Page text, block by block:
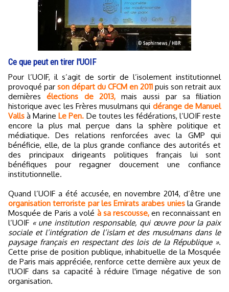
Ce que peut en tirer l'UOIF
Pour l’UOIF, il s’agit de sortir de l’isolement institutionnel
provoqué par son départ du CFCM en 2011 puis son retrait aux
dernièresélections de 2013,mais aussi par sa filiation
historique avec les Frères musulmans qui dérange de Manuel
Valls à MarineLe Pen. De toutes les fédérations, l’UOIF reste
encore la plus mal perçue dans la sphère politique et
médiatique. Des relations renforcées avec la GMP qui
bénéficie, elle, de la plus grande confiance des autorités et
des principaux dirigeants politiques français lui sont
bénéfiques pour regagner doucement une confiance
institutionnelle.
Quand l’UOIF a été accusée, en novembre 2014, d’être une
organisation terroriste par les Emirats arabes uniesla Grande
Mosquée de Paris a volé à sa rescousse, en reconnaissant en
l’UOIF « une institution responsable, qui œuvre pour la paix
sociale et l’intégration de l’islam et des musulmans dans le
paysage français en respectant des lois de la République ».
Cette prise de position publique, inhabituelle de la Mosquée
de Paris mais appréciée, renforce cette dernière aux yeux de
l'UOIF dans sa capacité à réduire l'image négative de son
organisation.